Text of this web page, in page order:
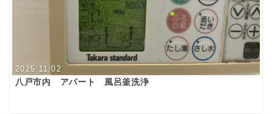
2025.11.02
八戸市内 アパート 風呂釜洗浄